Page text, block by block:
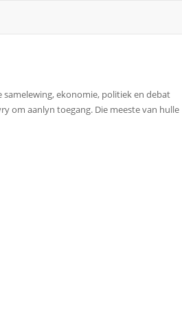
ekonomie, politiek en debat
om aanlyn toegang. Die meeste van hulle